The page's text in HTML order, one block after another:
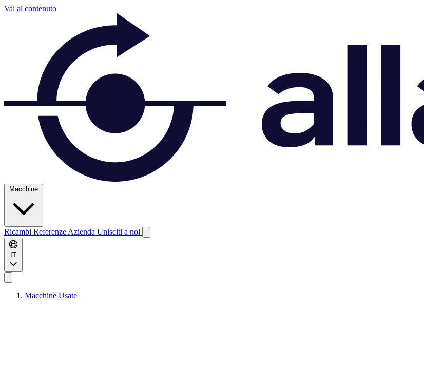
Vai al contenuto
Macchine
Ricambi Referenze Azienda Unisciti a noi
IT
Macchine Usate